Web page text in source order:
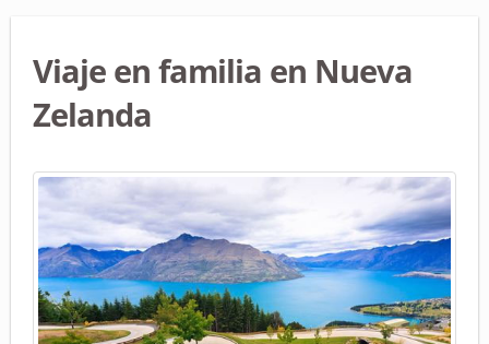
Viaje en familia en Nueva
Zelanda